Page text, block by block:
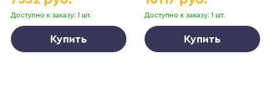
Доступно к заказу: 1 шт.
Купить
Доступно к заказу: 1 шт.
Купить